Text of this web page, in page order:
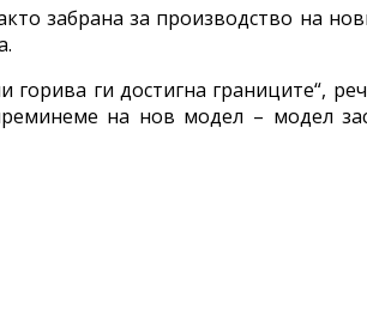
забрана за производство на
ги достигна границите“,
на нов модел – модел